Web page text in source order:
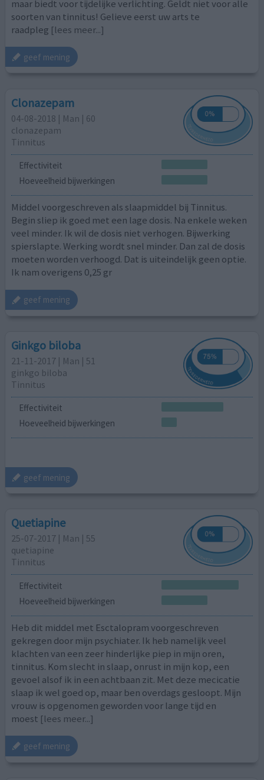
maar biedt voor tijdelijke verlichting. Geldt niet voor alle
soorten van tinnitus! Gelieve eerst uw arts te
raadpleg [lees meer...]
geef mening
Clonazepam
04-08-2018 | Man | 60
clonazepam
Tinnitus
Effectiviteit
Hoeveelheid bijwerkingen
Middel voorgeschreven als slaapmiddel bij Tinnitus.
Begin sliep ik goed met een lage dosis. Na enkele weken
veel minder. Ik wil de dosis niet verhogen. Bijwerking
spierslapte. Werking wordt snel minder. Dan zal de dosis
moeten worden verhoogd. Dat is uiteindelijk geen optie.
Ik nam overigens 0,25 gr
geef mening
Ginkgo biloba
21-11-2017 | Man | 51
ginkgo biloba
Tinnitus
Effectiviteit
Hoeveelheid bijwerkingen
geef mening
Quetiapine
25-07-2017 | Man | 55
quetiapine
Tinnitus
Effectiviteit
Hoeveelheid bijwerkingen
Heb dit middel met Esctalopram voorgeschreven
gekregen door mijn psychiater. Ik heb namelijk veel
klachten van een zeer hinderlijke piep in mijn oren,
tinnitus. Kom slecht in slaap, onrust in mijn kop, een
gevoel alsof ik in een achtbaan zit. Met deze mecicatie
slaap ik wel goed op, maar ben overdags gesloopt. Mijn
vrouw is opgenomen geworden voor lange tijd en
moest [lees meer...]
geef mening